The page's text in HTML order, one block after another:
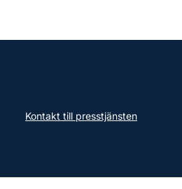
Kontakt till presstjänsten